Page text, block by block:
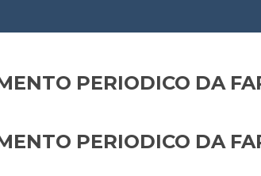
PERIODICO DA
PERIODICO DA